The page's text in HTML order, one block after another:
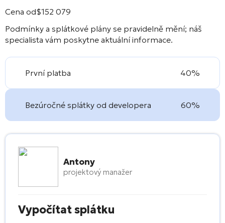
Cena od$152 079
Podmínky a splátkové plány se pravidelně mění; náš
specialista vám poskytne aktuální informace.
První platba 40%
Bezúročné splátky od developera 60%
Antony
projektový manažer
Vypočítat splátku